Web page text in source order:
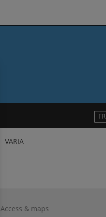
VARIA
FR
Access & maps